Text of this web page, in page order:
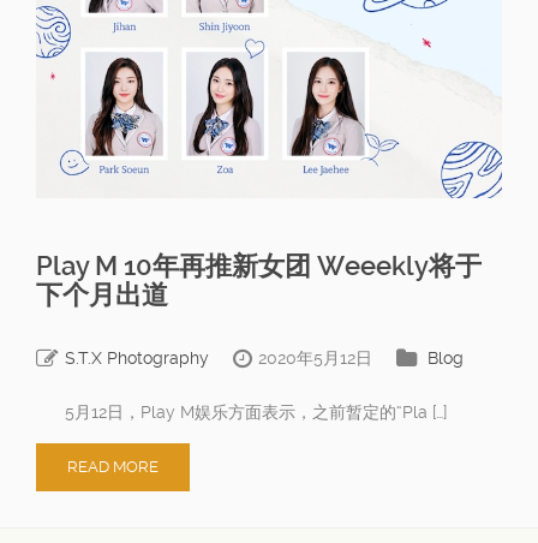
Play M 10年再推新女团 Weeekly将于
下个月出道
S.T.X Photography 2020年5月12日 Blog
5月12日，Play M娱乐方面表示，之前暂定的“Pla […]
READ MORE